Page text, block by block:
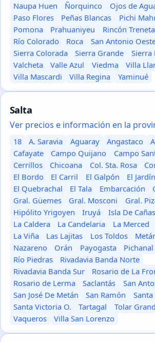
Naupa Huen
Ñorquinco Ojos de
Paso Flores
Peñas Blancas Pichi
Pomona
Prahuaniyeu Rincón Treneta
Río Colorado
Roca San Antonio
Sierra Colorada
Sierra Grande
Sierra
Valcheta
Valle Azul Viedma
Villa
Villa Mascardi
Villa Regina Yaminué
Salta
Ver precios e información en la
18 A. Saravia Aguaray Angastaco
Cafayate
Campo Quijano Campo
Cerrillos
Chicoana Col. Sta. Rosa
El Bordo
El Carril El Galpón El Jardín
El Quebrachal
El Tala Embarcación
Gral. Güemes
Gral. Mosconi Gral.
Hipólito Yrigoyen
Iruyá Isla De Cañas
La Caldera
La Candelaria La Merced
La Viña
Las Lajitas Los Toldos
Nazareno
Orán Payogasta Pichanal
Río Piedras
Rivadavia Banda Norte
Rivadavia Banda Sur
Rosario de La
Rosario de Lerma
Saclantás San
San José De Metán
San Ramón
Santa Victoria O.
Tartagal Tolar
Vaqueros
Villa San Lorenzo